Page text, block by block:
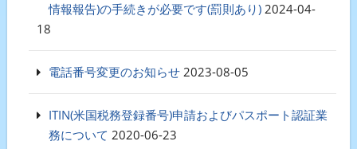
情報報告)の手続きが必要です(罰則あり) 2024-04-
18
電話番号変更のお知らせ 2023-08-05
ITIN(米国税務登録番号)申請およびパスポート認証業
務について 2020-06-23